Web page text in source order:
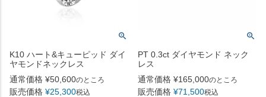
K10 ハート&キューピッド ダイ
ヤモンドネックレス
通常価格 ¥50,600のところ
販売価格 ¥25,300税込
PT 0.3ct ダイヤモンド ネック
レス
通常価格 ¥165,000のところ
販売価格 ¥71,500税込